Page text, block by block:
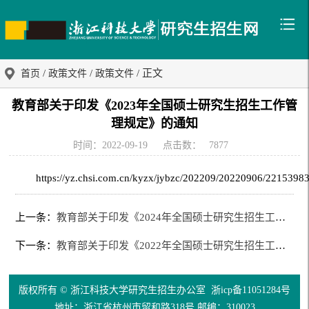
首页 / 政策文件 / 政策文件 / 正文
教育部关于印发《2023年全国硕士研究生招生工作管
理规定》的通知
时间：2022-09-19 点击数： 7877
https://yz.chsi.com.cn/kyzx/jybzc/202209/20220906/
上一条： 教育部关于印发《2024年全国硕士研究生招生工作管理规定》的通知
下一条： 教育部关于印发《2022年全国硕士研究生招生工作管理规定》的通知
版权所有 © 浙江科技大学研究生招生办公室 浙icp备11051284号